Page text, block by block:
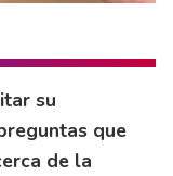
su
que
de la